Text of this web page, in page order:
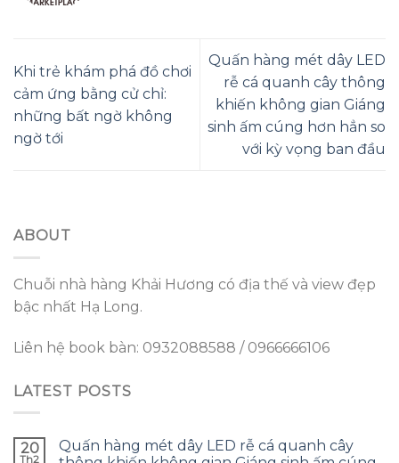
Khi trẻ khám phá đồ chơi
cảm ứng bằng cử chỉ:
những bất ngờ không
ngờ tới
Quấn hàng mét dây LED
rễ cá quanh cây thông
khiến không gian Giáng
sinh ấm cúng hơn hẳn so
với kỳ vọng ban đầu
ABOUT
Chuỗi nhà hàng Khải Hương có địa thế và view đẹp
bậc nhất Hạ Long.
Liên hệ book bàn: 0932088588 / 0966666106
LATEST POSTS
20
Th2
Quấn hàng mét dây LED rễ cá quanh cây